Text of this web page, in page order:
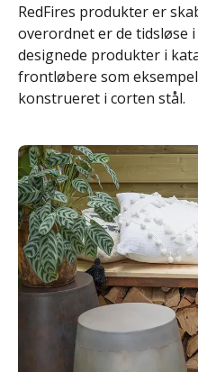
RedFires produkter er
overordnet er de tidsløse
designede produkter i
frontløbere som
konstrueret i corten stål.